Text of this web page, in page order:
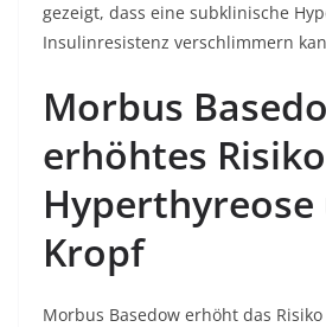
gezeigt, dass eine subklinische
Insulinresistenz verschlimmern
Morbus
erhöhtes
Hyperthyreose
Kropf
Morbus Basedow erhöht das